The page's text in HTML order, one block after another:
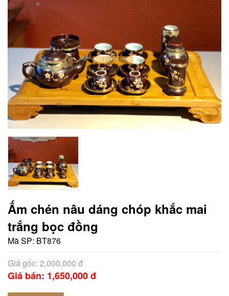
Ấm chén nâu dáng chóp khắc mai
trắng bọc đồng
Mã SP: BT876
Giá gốc: 2,000,000 đ
Giá bán: 1,650,000 đ